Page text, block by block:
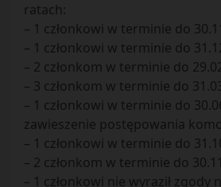
ratach:
– 1 członkowi w terminie do
– 1 członkowi w terminie do
– 2 członkom w terminie do
– 3 członkom w terminie do
– 1 członkowi w terminie do
zawieszenie postępowania
– 1 członkowi w terminie do
– 2 członkom w terminie do
– 1 członkowi nie wyraził zgody